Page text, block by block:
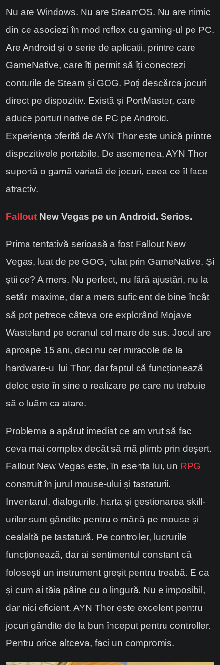
Nu are Windows. Nu are SteamOS. Nu are nimic
din ce asociezi în mod reflex cu gaming-ul pe PC.
Are Android și o serie de aplicații, printre care
GameNative, care îți permit să îți conectezi
conturile de Steam și GOG. Poți descărca jocuri
direct pe dispozitiv. Există și PortMaster, care
aduce porturi native de PC pe Android.
Experiența oferită de AYN Thor este unică printre
dispozitivele portabile. De asemenea, AYN Thor
suportă o gamă variată de jocuri, ceea ce îl face
atractiv.
Fallout New Vegas pe un Android. Serios.
Prima tentativă serioasă a fost Fallout New
Vegas, luat de pe GOG, rulat prin GameNative. Și
știi ce? A mers. Nu perfect, nu fără ajustări, nu la
setări maxime, dar a mers suficient de bine încât
să pot petrece câteva ore explorând Mojave
Wasteland pe ecranul cel mare de sus. Jocul are
aproape 15 ani, deci nu cer miracole de la
hardware-ul lui Thor, dar faptul că funcționează
deloc este în sine o realizare pe care nu trebuie
să o luăm ca atare.
Problema a apărut imediat ce am vrut să fac
ceva mai complex decât să mă plimb prin deșert.
Fallout New Vegas este, în esența lui, un RPG
construit în jurul mouse-ului și tastaturii.
Inventarul, dialogurile, harta și gestionarea skill-
urilor sunt gândite pentru o mână pe mouse și
cealaltă pe tastatură. Pe controller, lucrurile
funcționează, dar ai sentimentul constant că
folosești un instrument greșit pentru treabă. E ca
și cum ai tăia pâine cu o lingură. Nu e imposibil,
dar nici eficient. AYN Thor este excelent pentru
jocuri gândite de la bun început pentru controller.
Pentru orice altceva, faci un compromis.